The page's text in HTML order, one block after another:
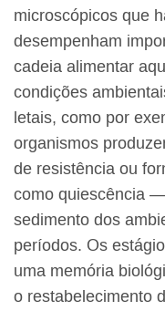
microscópicos que
desempenham
cadeia alimentar
condições
letais, como por
organismos
de resistência ou
como quiescência
sedimento dos
períodos. Os
uma memória
o restabelecimento